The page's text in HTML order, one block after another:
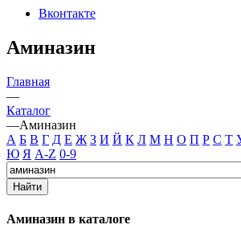
Вконтакте
Аминазин
Главная
—
Каталог
—Аминазин
А Б В Г Д Е Ж З И Й К Л М Н О П Р С Т
Ю Я A-Z 0-9
Найти
Аминазин в каталоге